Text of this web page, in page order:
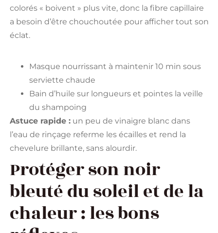
colorés « boivent » plus vite, donc la fibre capillaire
a besoin d’être chouchoutée pour afficher tout son
éclat.
Masque nourrissant à maintenir 10 min sous
serviette chaude
Bain d’huile sur longueurs et pointes la veille
du shampoing
Astuce rapide : un peu de vinaigre blanc dans
l’eau de rinçage referme les écailles et rend la
chevelure brillante, sans alourdir.
Protéger son noir
bleuté du soleil et de la
chaleur : les bons